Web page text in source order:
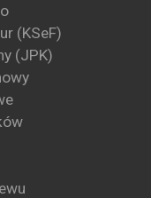
(KSeF)
(JPK)